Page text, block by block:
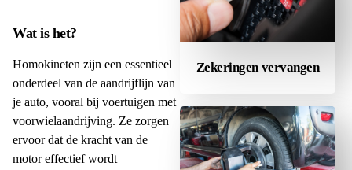
Wat is het?
Homokineten zijn een essentieel
onderdeel van de aandrijflijn van
je auto, vooral bij voertuigen met
voorwielaandrijving. Ze zorgen
ervoor dat de kracht van de
motor effectief wordt
Zekeringen vervangen